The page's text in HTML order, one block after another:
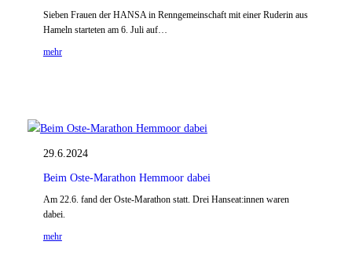
Sieben Frauen der HANSA in Renngemeinschaft mit einer Ruderin aus
Hameln starteten am 6. Juli auf…
mehr
29.6.2024
Beim Oste-Marathon Hemmoor dabei
Am 22.6. fand der Oste-Marathon statt. Drei Hanseat:innen waren
dabei.
mehr